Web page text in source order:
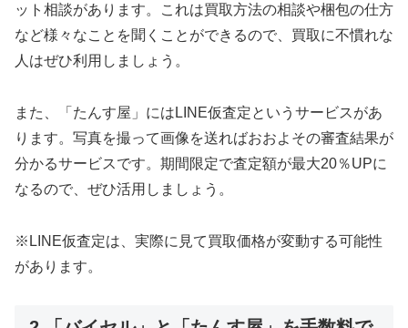
ット相談があります。これは買取方法の相談や梱包の仕方
など様々なことを聞くことができるので、買取に不慣れな
人はぜひ利用しましょう。
また、「たんす屋」にはLINE仮査定というサービスがあ
ります。写真を撮って画像を送ればおおよその審査結果が
分かるサービスです。 期間限定で査定額が最大20％UPに
なるので、ぜひ活用しましょう。
※LINE仮査定は、実際に見て買取価格が変動する可能性
があります。